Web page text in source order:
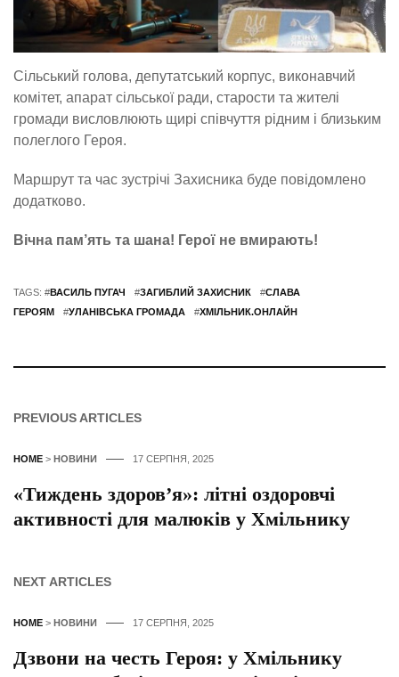
Сільський голова, депутатський корпус, виконавчий
комітет, апарат сільської ради, старости та жителі
громади висловлюють щирі співчуття рідним і близьким
полеглого Героя.
Маршрут та час зустрічі Захисника буде повідомлено
додатково.
Вічна пам’ять та шана! Герої не вмирають!
TAGS: #ВАСИЛЬ ПУГАЧ #ЗАГИБЛИЙ ЗАХИСНИК #СЛАВА
ГЕРОЯМ
#УЛАНІВСЬКА ГРОМАДА #ХМІЛЬНИК.ОНЛАЙН
PREVIOUS ARTICLES
HOME > НОВИНИ 17 СЕРПНЯ, 2025
«Тиждень здоров’я»: літні оздоровчі
активності для малюків у Хмільнику
NEXT ARTICLES
HOME > НОВИНИ 17 СЕРПНЯ, 2025
Дзвони на честь Героя: у Хмільнику